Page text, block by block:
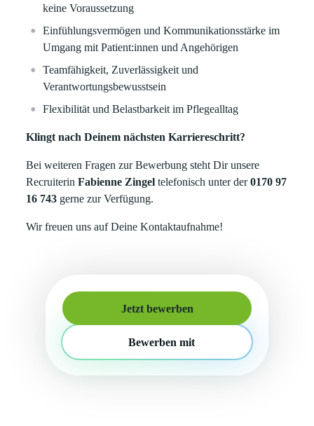
keine Voraussetzung
Einfühlungsvermögen und Kommunikationsstärke im
Umgang mit Patient:innen und Angehörigen
Teamfähigkeit, Zuverlässigkeit und
Verantwortungsbewusstsein
Flexibilität und Belastbarkeit im Pflegealltag
Klingt nach Deinem nächsten Karriereschritt?
Bei weiteren Fragen zur Bewerbung steht Dir unsere
RecruiterinFabienne Zingel telefonisch unter der0170 97
16 743 gerne zur Verfügung.
Wir freuen uns auf Deine Kontaktaufnahme!
Jetzt bewerben
Bewerben mit